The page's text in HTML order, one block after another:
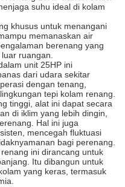
suhu ideal di kolam
khusus untuk menangani
memanaskan air
berenang yang
ruangan.
unit 25HP ini
dari udara sekitar
dengan tenang,
tepi kolam renang.
tinggi, alat ini dapat secara
di iklim yang lebih dingin,
Hal ini juga
mencegah fluktuasi
bagi perenang.
ini dirancang untuk
Itu dibangun untuk
yang keras, termasuk